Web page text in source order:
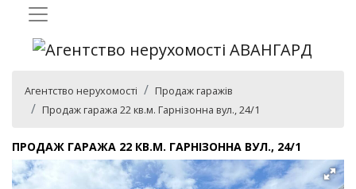
Агентство нерухомості
Продаж гаражів
Продаж гаража 22 кв.м. Гарнізонна вул., 24/1
ПРОДАЖ ГАРАЖА 22 КВ.М. ГАРНІЗОННА ВУЛ., 24/1